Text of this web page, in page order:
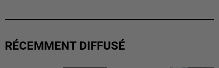
RÉCEMMENT DIFFUSÉ